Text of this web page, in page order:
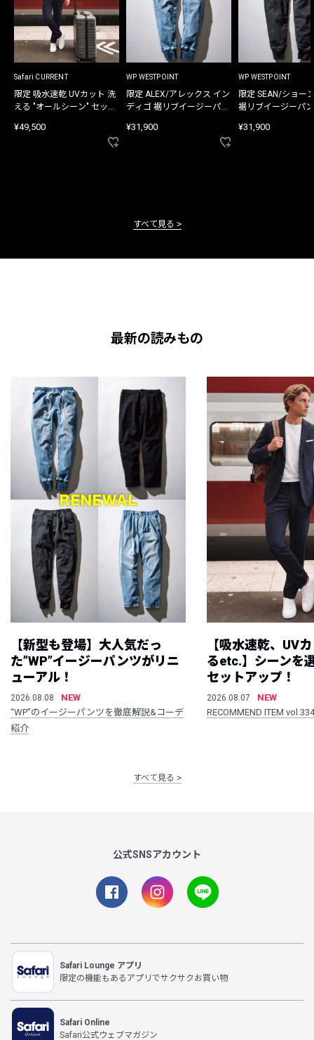
Safari CURRENT
限定 吸水速乾 UVカット 洗
える "オールシーン" セット
¥49,500
WP WESTPOINT
限定 ALEX/アレックス イン
ディゴ 裾リブイージーパン
¥31,900
WP WESTPOINT
限定 SEAN/ショー
裾リブイージーパ
¥31,900
すべて見る
最新の読みもの
【新型も登場】大人気だっ
た”WP”イージーパンツがリニ
ューアル！
2026.08.08
NEW
“WP”のイージーパンツを徹底解説&コーデ
紹介
【吸水速乾、UV
るetc.】シーンを
セットアップ！
2026.08.07
NEW
RECOMMEND ITEM vol.334
すべて見る
公式SNSアカウント
Safari Lounge アプリ
限定の機能もあるアプリでサクサクお買い物
Safari Online
Safari公式ウェブマガジン